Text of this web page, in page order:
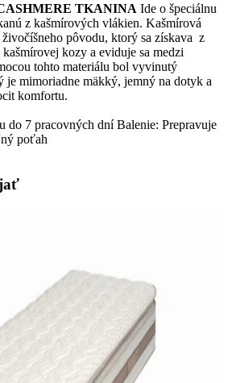
TKANINA Ide o špeciálnu
z kašmírových vlákien. Kašmírová
pôvodu, ktorý sa získava z
kozy a eviduje sa medzi
tohto materiálu bol vyvinutý
je mimoriadne mäkký, jemný na dotyk a
komfortu.
do 7 pracovných dní Balenie: Prepravuje
poťah